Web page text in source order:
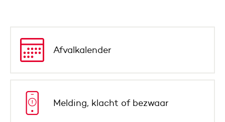
Afvalkalender
Melding, klacht of bezwaar